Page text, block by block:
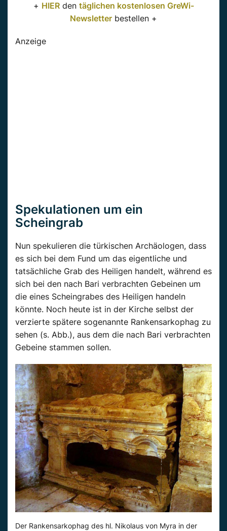
+ HIERden täglichen kostenlosen GreWi-
Newsletter bestellen +
Anzeige
Spekulationen um ein
Scheingrab
Nun spekulieren die türkischen Archäologen, dass
es sich bei dem Fund um das eigentliche und
tatsächliche Grab des Heiligen handelt, während es
sich bei den nach Bari verbrachten Gebeinen um
die eines Scheingrabes des Heiligen handeln
könnte. Noch heute ist in der Kirche selbst der
verzierte spätere sogenannte Rankensarkophag zu
sehen (s. Abb.), aus dem die nach Bari verbrachten
Gebeine stammen sollen.
Der Rankensarkophag des hl. Nikolaus von Myra in der